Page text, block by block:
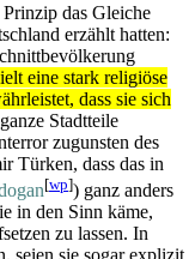
das Gleiche
erzählt hatten:
eine stark religiöse
dass sie sich
Stadtteile
zugunsten des
Türken, dass das in
[wp]) ganz anders
in den Sinn käme,
zu lassen. In